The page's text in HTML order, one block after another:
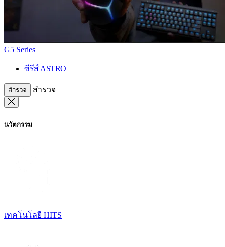
G5 Series
ซีรีส์ ASTRO
สำรวจ สำรวจ
นวัตกรรม
เทคโนโลยี HITS